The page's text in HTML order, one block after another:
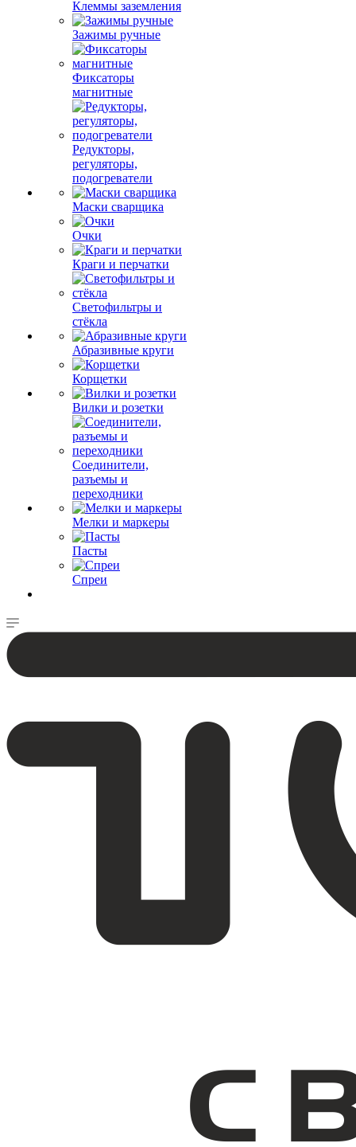
Клеммы заземления
Зажимы ручные
Фиксаторы
магнитные
Редукторы,
регуляторы,
подогреватели
Маски сварщика
Очки
Краги и перчатки
Светофильтры и
стёкла
Абразивные круги
Корщетки
Вилки и розетки
Соединители,
разъемы и
переходники
Мелки и маркеры
Пасты
Спреи